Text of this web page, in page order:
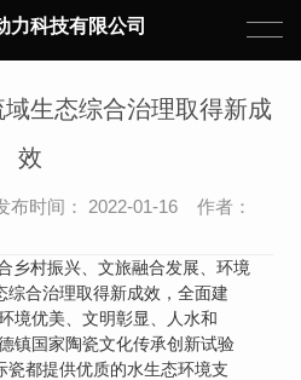
力科技有限公司
生态综合治理取得新成
效
时间： 2022-01-16 作者：
村振兴、文旅融合发展、环境
综合治理取得新成效，全面建
境优美、文明彰显、人水和
镇国家陶瓷文化传承创新试验
瓷都提供优质的水生态环境支